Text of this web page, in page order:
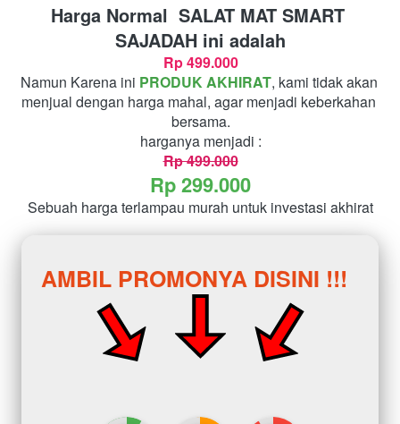
Harga Normal SALAT MAT SMART
SAJADAH ini adalah
Rp 499.000
Namun Karena ini PRODUK AKHIRAT, kami tidak akan
menjual dengan harga mahal, agar menjadi keberkahan
bersama.
harganya menjadi :
Rp 499.000
Rp 299.000
Sebuah harga terlampau murah untuk investasi akhirat
AMBIL PROMONYA DISINI !!!